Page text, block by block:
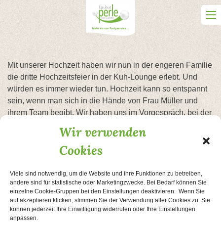
Wir verwenden
Cookies
Viele sind notwendig, um die Website und ihre Funktionen zu betreiben,
andere sind für statistische oder Marketingzwecke. Bei Bedarf können Sie
einzelne Cookie-Gruppen bei den Einstellungen deaktivieren. Wenn Sie
auf akzeptieren klicken, stimmen Sie der Verwendung aller Cookies zu. Sie
können jederzeit Ihre Einwilligung widerrufen oder Ihre Einstellungen
anpassen.
Skip
content
Mit unserer Hochzeit haben wir nun in der engeren Familie
die dritte Hochzeitsfeier in der Kuh-Lounge erlebt. Und
würden es immer wieder tun. Hochzeit kann so entspannt
sein, wenn man sich in die Hände von Frau Müller und
ihrem Team begibt. Wir haben uns im Vorgespräch, bei der
sehr gut aufgehoben gefühlt. Wir durften in der
wundervollen Location unsere Traumhochzeit feiern. Es
Müller und ihr tolles Team!
Beitragsnavigation
Unsere Hochzeitsfeier Konfirmation